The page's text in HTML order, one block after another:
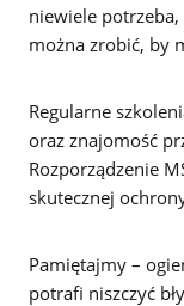
niewiele
można zrobić, by
Regularne
oraz znajomość
Rozporządzenie
skutecznej
Pamiętajmy –
potrafi niszczyć